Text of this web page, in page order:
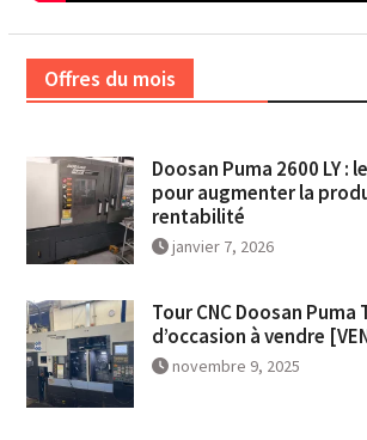
Offres du mois
Doosan Puma 2600 LY :
pour augmenter la
rentabilité
janvier 7, 2026
Tour CNC Doosan Puma
d’occasion à vendre
novembre 9, 2025